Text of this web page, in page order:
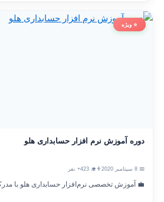
⭐ ویژه
دوره آموزش نرم افزار حسابداری هلو
👨‍🎓 423+ نفر
💼 آموزش تخصصی نرم‌افزار حسابداری هلو با